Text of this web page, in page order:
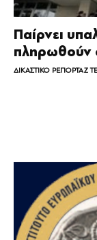
Παίρνει
πληρωθούν
ΔΙΚΑΣΤΙΚΟ ΡΕΠΟΡΤΑΖ